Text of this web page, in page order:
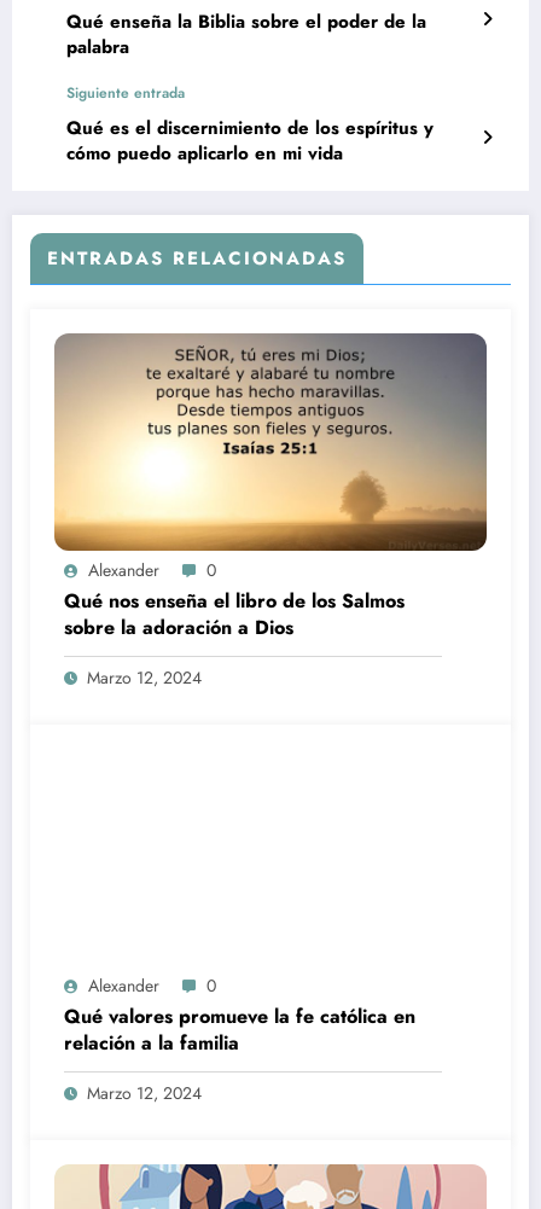
Qué enseña la Biblia sobre el poder de la
palabra
Siguiente entrada
Qué es el discernimiento de los espíritus y
cómo puedo aplicarlo en mi vida
ENTRADAS RELACIONADAS
Alexander 0
Qué nos enseña el libro de los Salmos
sobre la adoración a Dios
Marzo 12, 2024
Alexander 0
Qué valores promueve la fe católica en
relación a la familia
Marzo 12, 2024